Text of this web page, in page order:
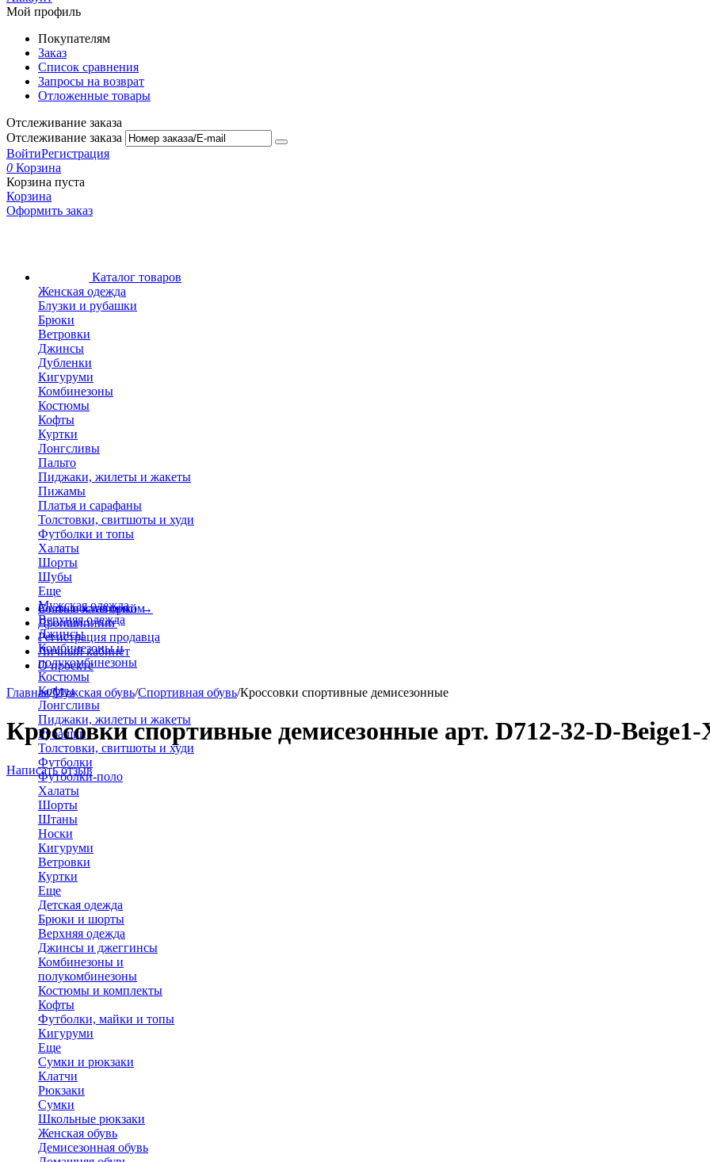
Мой профиль
Покупателям
Заказ
Список сравнения
Запросы на возврат
Отложенные товары
Отслеживание заказа
Отслеживание заказа
ВойтиРегистрация
0 Корзина
Корзина пуста
Корзина
Оформить заказ
Каталог товаров
Женская одежда
Блузки и рубашки
Брюки
Ветровки
Джинсы
Дубленки
Кигуруми
Комбинезоны
Костюмы
Кофты
Куртки
Лонгсливы
Пальто
Пиджаки, жилеты и жакеты
Пижамы
Платья и сарафаны
Толстовки, свитшоты и худи
Футболки и топы
Халаты
Шорты
Шубы
Еще
Мужская одежда
Верхняя одежда
Джинсы
Комбинезоны и
полукомбинезоны
Костюмы
Кофты
Лонгсливы
Пиджаки, жилеты и жакеты
Рубашки
Толстовки, свитшоты и худи
Футболки
Футболки-поло
Халаты
Шорты
Штаны
Носки
Кигуруми
Ветровки
Куртки
Еще
Детская одежда
Брюки и шорты
Верхняя одежда
Джинсы и джеггинсы
Комбинезоны и
полукомбинезоны
Костюмы и комплекты
Кофты
Футболки, майки и топы
Кигуруми
Еще
Сумки и рюкзаки
Клатчи
Рюкзаки
Сумки
Школьные рюкзаки
Женская обувь
Демисезонная обувь
Больше категорий→
Стать поставщиком
Дропшиппинг
Регистрация продавца
Личный кабинет
О проекте
Главная/Мужская обувь/Спортивная обувь/Кроссовки спортивные демисезонные
Кроссовки спортивные демисезонные арт. D712-32-D-Beige1-
Написать отзыв